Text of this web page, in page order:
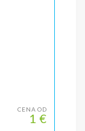
CENA OD
1 €